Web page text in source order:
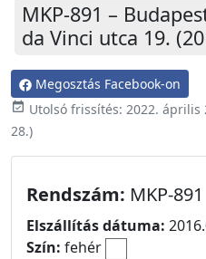
MKP-891 –
da Vinci utca 19.
Megosztás Facebook-on
event_available Utolsó frissítés: 2022. április
28.)
Rendszám: MKP-891
Elszállítás dátuma:
Szín: fehér